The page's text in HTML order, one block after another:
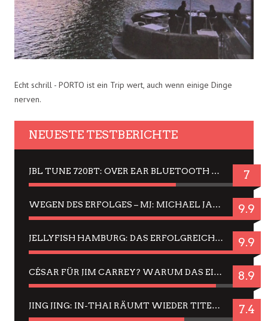
Echt schrill - PORTO ist ein Trip wert, auch wenn einige Dinge
nerven.
NEUESTE TESTBERICHTE
JBL TUNE 720BT: OVER EAR BLUETOOTH KOPFHÖRER UM DIE 50,-€ IM DAUER-TEST 7
WEGEN DES ERFOLGES – MJ: MICHAEL JACKSON MUSICAL IN EINER MATINEE SEHEN 9.9
JELLYFISH HAMBURG: DAS ERFOLGREICHE SOMMER-MENÜ 2025 IN GEFÜHLEN UND BILDERN 9.9
CÉSAR FÜR JIM CARREY? WARUM DAS EINER DER NERVIGSTEN ACTORS IST UND BLEIBT 8.9
JING JING: IN-THAI RÄUMT WIEDER TITEL AB – EIN ZWEI-STUNDEN-ERLEBNISBERICHT 7.4